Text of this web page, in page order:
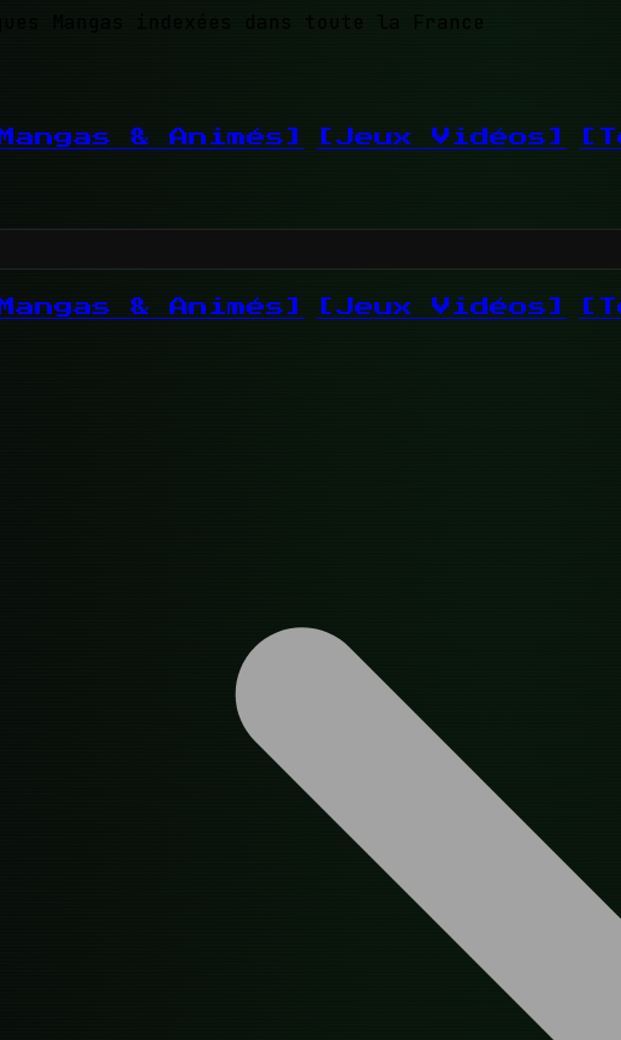
Mangas indexées dans toute la France
& Animés] [Jeux Vidéos]
& Animés] [Jeux Vidéos]